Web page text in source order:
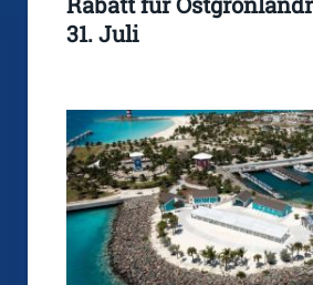
31. Juli